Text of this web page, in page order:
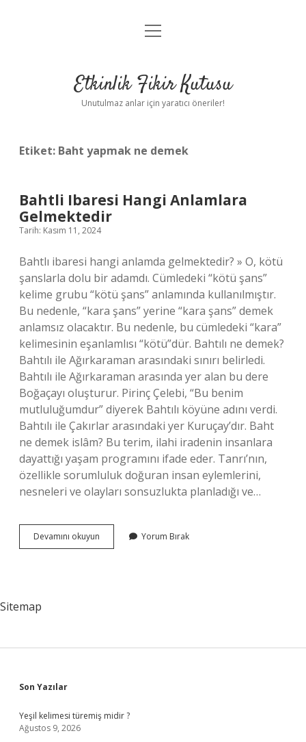
Anasayfa
Yasal Uyarı
menüyü
Etkinlik Fikir Kutusu
Unutulmaz anlar için yaratıcı öneriler!
Etiket: Baht yapmak ne demek
Bahtli Ibaresi Hangi Anlamlara
Gelmektedir
Tarih: Kasım 11, 2024
Bahtlı ibaresi hangi anlamda gelmektedir? » O, kötü
şanslarla dolu bir adamdı. Cümledeki “kötü şans”
kelime grubu “kötü şans” anlamında kullanılmıştır.
Bu nedenle, “kara şans” yerine “kara şans” demek
anlamsız olacaktır. Bu nedenle, bu cümledeki “kara”
kelimesinin eşanlamlısı “kötü”dür. Bahtılı ne demek?
Bahtılı ile Ağırkaraman arasındaki sınırı belirledi.
Bahtılı ile Ağırkaraman arasında yer alan bu dere
Boğaçayı oluşturur. Pirinç Çelebi, “Bu benim
mutluluğumdur” diyerek Bahtılı köyüne adını verdi.
Bahtılı ile Çakırlar arasındaki yer Kuruçay’dır. Baht
ne demek islâm? Bu terim, ilahi iradenin insanlara
dayattığı yaşam programını ifade eder. Tanrı’nın,
özellikle sorumluluk doğuran insan eylemlerini,
nesneleri ve olayları sonsuzlukta planladığı ve…
Devamını okuyun
Ibaresi
Yorum Bırak
Sitemap
Sidebar
Son Yazılar
Yeşil kelimesi türemiş midir ?
Ağustos 9, 2026